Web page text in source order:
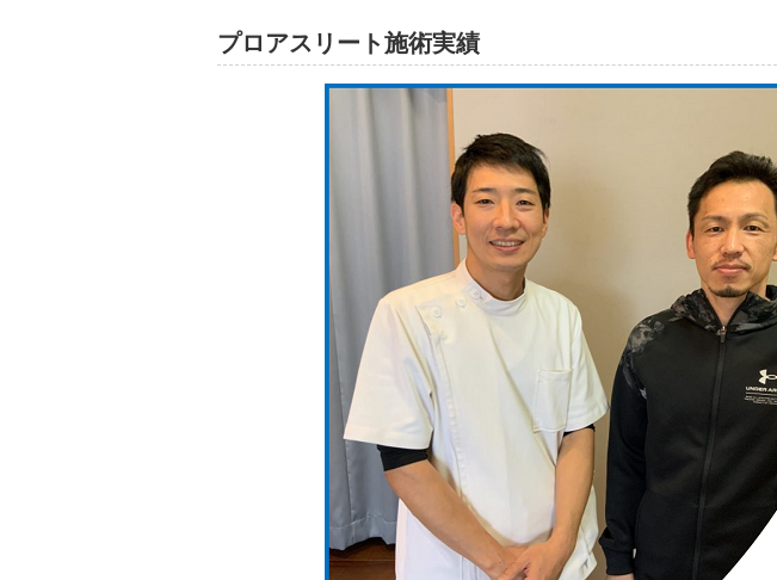
プロアスリート施術実績